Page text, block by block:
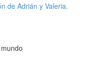
de Adrián y Valeria.